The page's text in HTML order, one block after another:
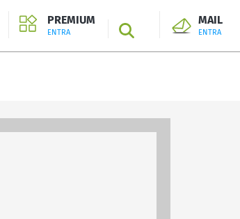
PREMIUM
ENTRA SEARCH
MAIL
ENTRA